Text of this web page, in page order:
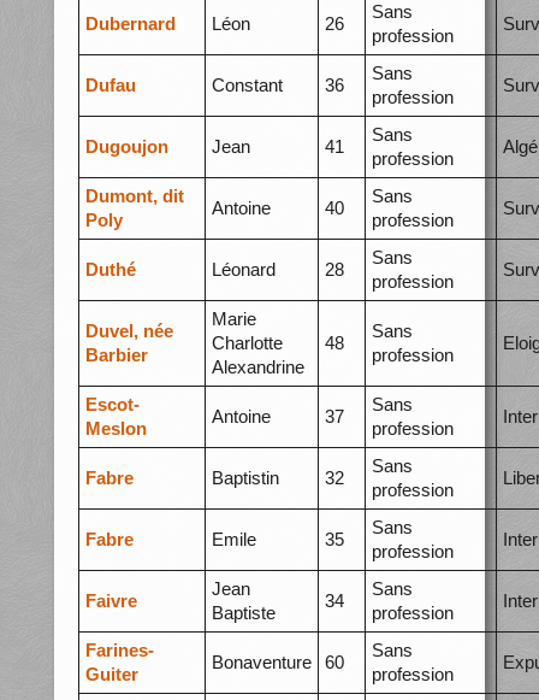
Dubernard Léon 26
Sans
profession
Dufau Constant 36
Sans
profession
Dugoujon Jean 41
Sans
profession
Dumont, dit
Poly
Antoine 40
Sans
profession
Duthé Léonard 28
Sans
profession
Duvel, née
Barbier
Marie
Charlotte
Alexandrine
48
Sans
profession
Escot-
Meslon
Antoine 37
Sans
profession
Fabre Baptistin 32
Sans
profession
Fabre Emile 35
Sans
profession
Faivre
Jean
Baptiste
34
Sans
profession
Farines-
Guiter
Bonaventure 60
Sans
profession